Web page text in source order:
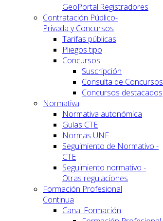
GeoPortal.Registradores
Contratación Público-
Privada y Concursos
Tarifas públicas
Pliegos tipo
Concursos
Suscripción
Consulta de Concursos
Concursos destacados
Normativa
Normativa autonómica
Guías CTE
Normas UNE
Seguimiento de Normativo -
CTE
Seguimiento normativo -
Otras regulaciones
Formación Profesional
Continua
Canal Formación